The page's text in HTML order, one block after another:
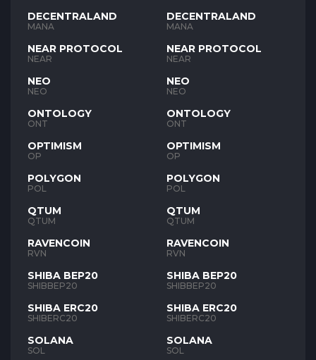
DECENTRALAND
MANA
NEAR PROTOCOL
NEAR
NEO
NEO
ONTOLOGY
ONT
OPTIMISM
OP
POLYGON
POL
QTUM
QTUM
RAVENCOIN
RVN
SHIBA BEP20
SHIBBEP20
SHIBA ERC20
SHIBERC20
SOLANA
SOL
DECENTRALAND
MANA
NEAR PROTOCOL
NEAR
NEO
NEO
ONTOLOGY
ONT
OPTIMISM
OP
POLYGON
POL
QTUM
QTUM
RAVENCOIN
RVN
SHIBA BEP20
SHIBBEP20
SHIBA ERC20
SHIBERC20
SOLANA
SOL